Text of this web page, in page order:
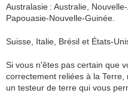
Australasie : Australie,
Papouasie-Nouvelle-Guinée.
Suisse, Italie, Brésil et États-
Si vous n'êtes pas certain que
correctement reliées à la
un testeur de terre qui vous